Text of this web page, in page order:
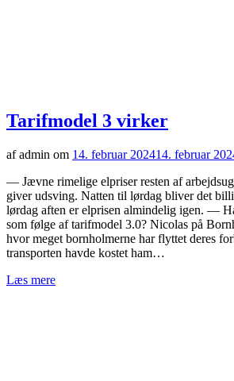
Tarifmodel 3 virker
af admin om 14. februar 202414. februar
— Jævne rimelige elpriser resten af
giver udsving. Natten til lørdag bliver det
lørdag aften er elprisen almindelig igen. —
som følge af tarifmodel 3.0? Nicolas på
hvor meget bornholmerne har flyttet deres
transporten havde kostet ham…
Læs mere